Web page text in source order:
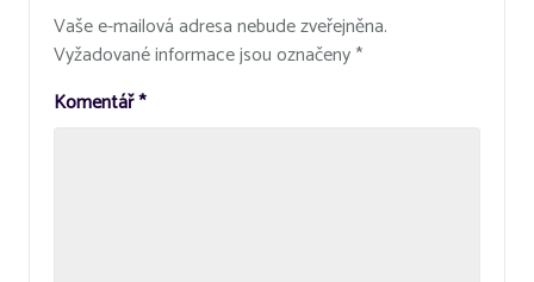
Vaše e-mailová adresa nebude zveřejněna.
Vyžadované informace jsou označeny*
Komentář*